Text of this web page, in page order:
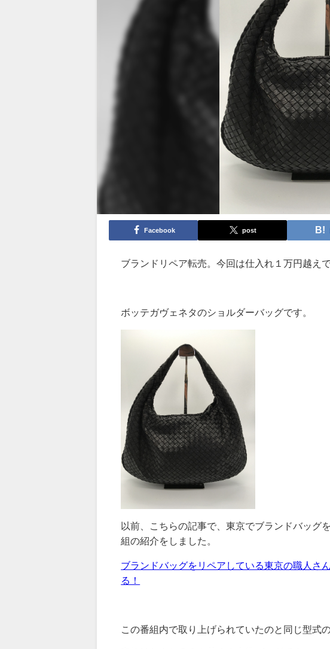
Facebook post
ブランドリペア転売。今回は仕入れ１万円越え
ボッテガヴェネタのショルダーバッグです。
以前、こちらの記事で、東京でブランドバッグ
組の紹介をしました。
ブランドバッグをリペアしている東京の職人さ
る！
この番組内で取り上げられていたのと同じ型式